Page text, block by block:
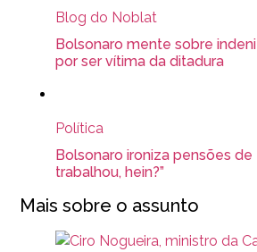
Blog do Noblat
Bolsonaro mente sobre
por ser vítima da ditadura
Política
Bolsonaro ironiza pensões de
trabalhou, hein?”
Mais sobre o assunto